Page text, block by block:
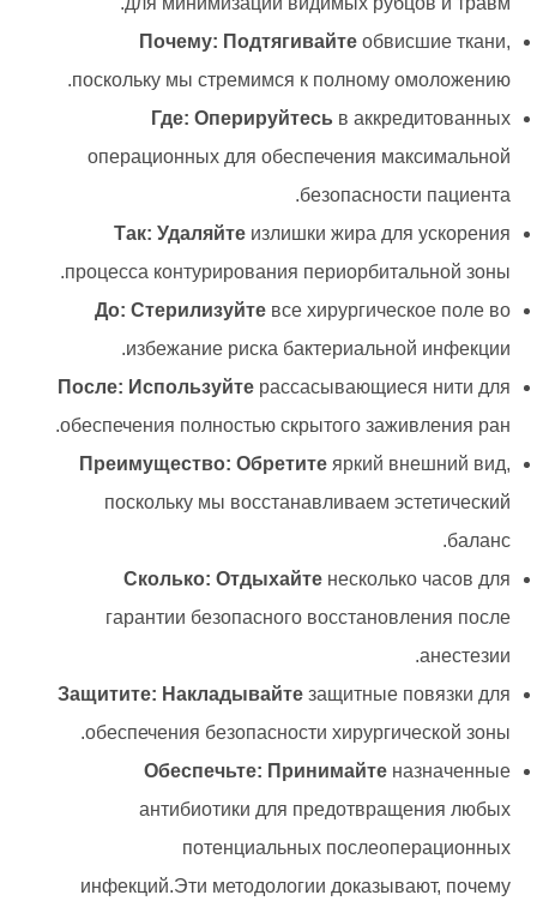
Почему: Подтягивайтеобвисшие ткани,
поскольку мы стремимся к полному омоложению.
Где: Оперируйтесь в аккредитованных
операционных для обеспечения максимальной
безопасности пациента.
Так: Удаляйтеизлишки жира для ускорения
процесса контурирования периорбитальной зоны.
До: Стерилизуйтевсе хирургическое поле во
избежание риска бактериальной инфекции.
После: Используйтерассасывающиеся нити для
обеспечения полностью скрытого заживления ран.
Преимущество: Обретитеяркий внешний вид,
поскольку мы восстанавливаем эстетический
баланс.
Сколько: Отдыхайтенесколько часов для
гарантии безопасного восстановления после
анестезии.
Защитите: Накладывайтезащитные повязки для
обеспечения безопасности хирургической зоны.
Обеспечьте: Принимайтеназначенные
антибиотики для предотвращения любых
потенциальных послеоперационных
инфекций.Эти методологии доказывают, почему